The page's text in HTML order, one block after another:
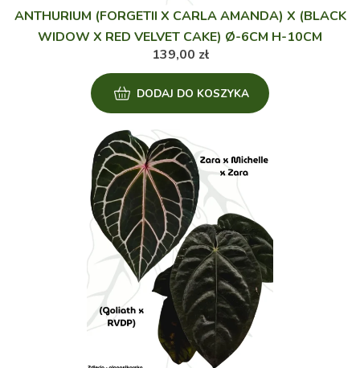
ANTHURIUM (FORGETII X CARLA AMANDA) X (BLACK
WIDOW X RED VELVET CAKE) Ø-6CM H-10CM
139,00 zł
DODAJ DO KOSZYKA